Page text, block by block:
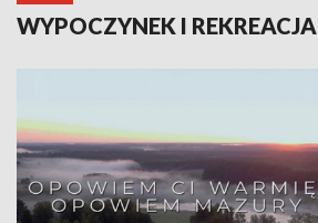
WYPOCZYNEK I REKREACJA